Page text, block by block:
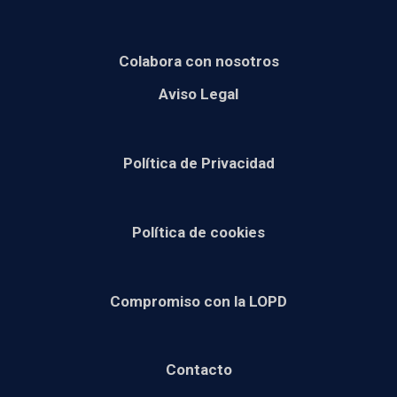
Colabora con nosotros
Aviso Legal
Política de Privacidad
Política de cookies
Compromiso con la LOPD
Contacto